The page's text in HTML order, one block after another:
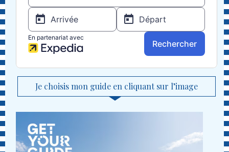
Je choisis mon guide en cliquant sur l’image